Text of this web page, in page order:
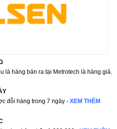
là hàng bán ra tại Metrotech là hàng giả.
đỗi hàng trong 7 ngày - XEM THÊM